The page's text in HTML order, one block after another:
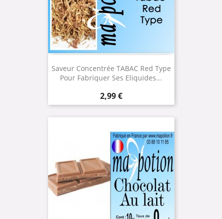
Saveur Concentrée TABAC Red Type
Pour Fabriquer Ses Eliquides...
Prix
2,99 €